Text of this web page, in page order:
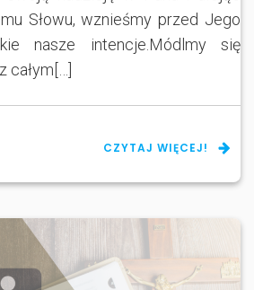
Słowu, wznieśmy przed Jego
nasze intencje.Módlmy się
całym[…]
CZYTAJ WIĘCEJ!